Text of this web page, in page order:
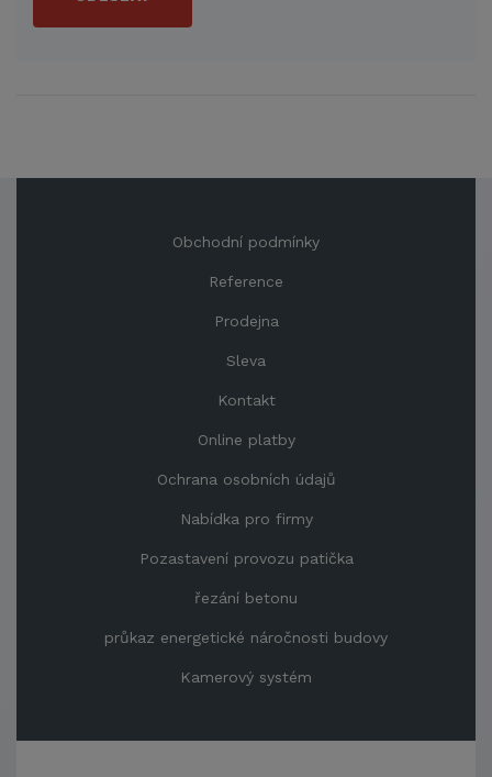
Obchodní podmínky
Reference
Prodejna
Sleva
Kontakt
Online platby
Ochrana osobních údajů
Nabídka pro firmy
Pozastavení provozu patička
řezání betonu
průkaz energetické náročnosti budovy
Kamerový systém